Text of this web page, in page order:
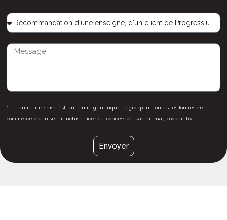
*Le terme franchise est un terme générique, regroupant toutes les formes de
commerce organisé : franchise, licence, concession, partenariat, coopérative…
Envoyer